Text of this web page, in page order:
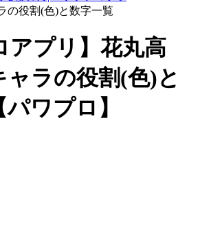
の役割(色)と数字一覧
アプリ】花丸高
ャラの役割(色)と
ワプロ】